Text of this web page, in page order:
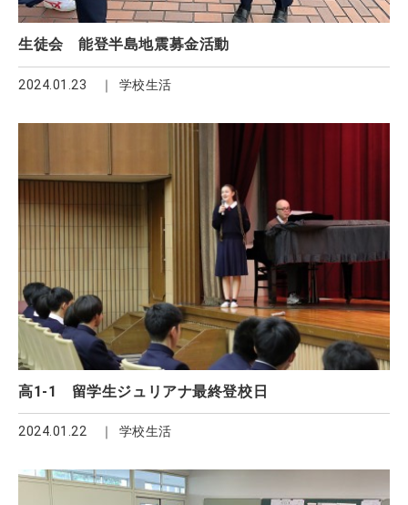
生徒会 能登半島地震募金活動
2024.01.23 学校生活
高1‐1 留学生ジュリアナ最終登校日
2024.01.22 学校生活